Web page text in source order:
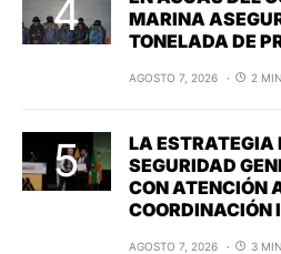
MARINA
TONELADA DE
AGOSTO 7, 2026 2
LA ESTRATEGIA
SEGURIDAD
CON ATENCIÓN
COORDINACIÓN
AGOSTO 7, 2026 3